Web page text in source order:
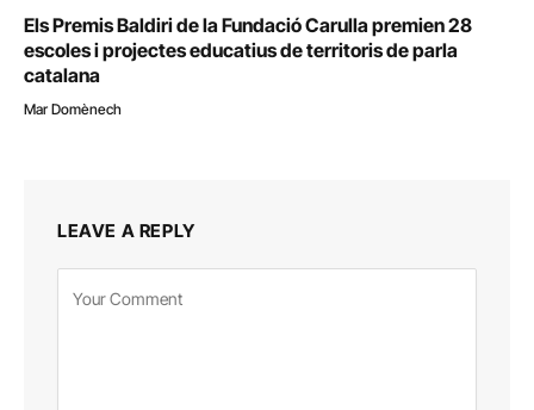
Els Premis Baldiri de la Fundació Carulla premien 28
escoles i projectes educatius de territoris de parla
catalana
Mar Domènech
LEAVE A REPLY